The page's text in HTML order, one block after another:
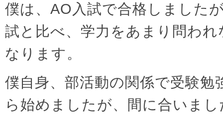
僕は、AO入試で合格しました
試と比べ、学力をあまり問わ
なります。
僕自身、部活動の関係で受験勉
ら始めましたが、間に合いまし